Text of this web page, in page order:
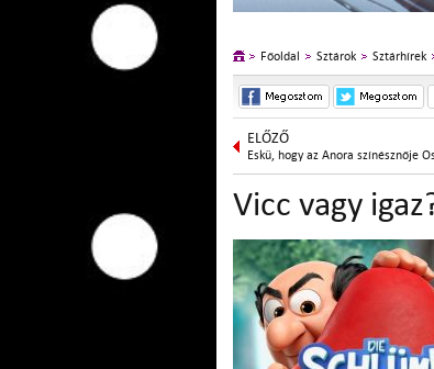
Főoldal Sztárok Sztárhírek
ELŐZŐ
Eskü, hogy az Anora színésznője
Vicc vagy